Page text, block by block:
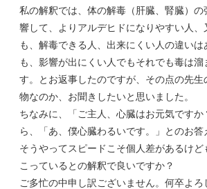
私の解釈では、体の解毒（肝臓、腎臓）
響して、よりアルデヒドになりやすい人、
も、解毒できる人、出来にくい人の違い
も、影響が出にくい人でもそれでも毒は溜
す。とお返事したのですが、その点の先生
物なのか、お聞きしたいと思いました。
ちなみに、「ご主人、心臓はお元気ですか
ら、「あ、僕心臓わるいです。」とのお答
そうやってスピードこそ個人差があるけど
こっているとの解釈で良いですか？
ご多忙の中申し訳ございません。何卒よろ